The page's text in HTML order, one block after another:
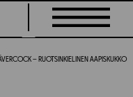
– RUOTSINKIELINEN AAPISKUKKO